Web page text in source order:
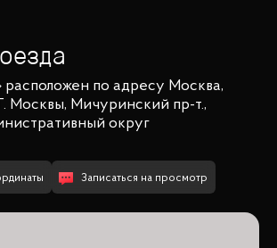
расположен по адресу Москва,
Москвы, Мичуринский пр-т.,
округ
Записаться на просмотр